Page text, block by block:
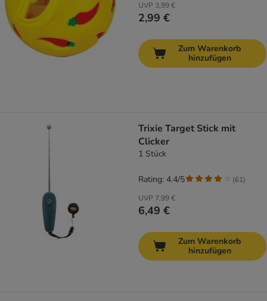
UVP 3,99 €
2,99 €
Zum Warenkorb
hinzufügen
Trixie Target Stick mit
Clicker
1 Stück
UVP 7,99 €
6,49 €
Rating: 4.4/5 (61)
Zum Warenkorb
hinzufügen